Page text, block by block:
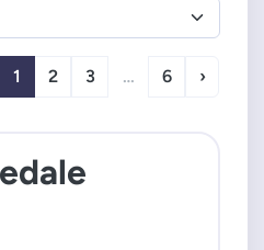
1 2 3 … 6 ›